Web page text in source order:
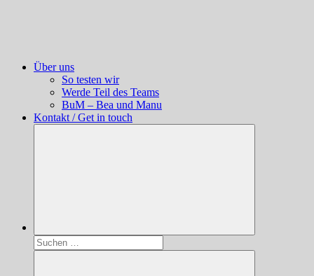
Über uns
So testen wir
Werde Teil des Teams
BuM – Bea und Manu
Kontakt / Get in touch
Suchen
nach: